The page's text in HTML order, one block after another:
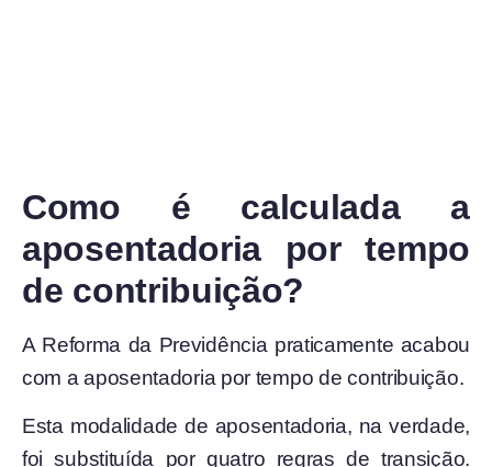
Como é calculada a
aposentadoria por tempo
de contribuição?
A Reforma da Previdência praticamente acabou
com a aposentadoria por tempo de contribuição.
Esta modalidade de aposentadoria, na verdade,
foi substituída por quatro regras de transição.